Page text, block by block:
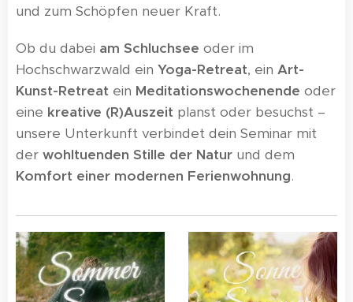
und zum Schöpfen neuer Kraft.
Ob du dabei am Schluchsee oder im
Hochschwarzwald ein Yoga-Retreat, ein Art-
Kunst-Retreat ein Meditationswochenende oder
eine kreative (R)Auszeit planst oder besuchst –
unsere Unterkunft verbindet dein Seminar mit
der wohltuenden Stille der Natur und dem
Komfort einer modernen Ferienwohnung.